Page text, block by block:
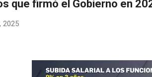
que firmó el Gobierno en
2025